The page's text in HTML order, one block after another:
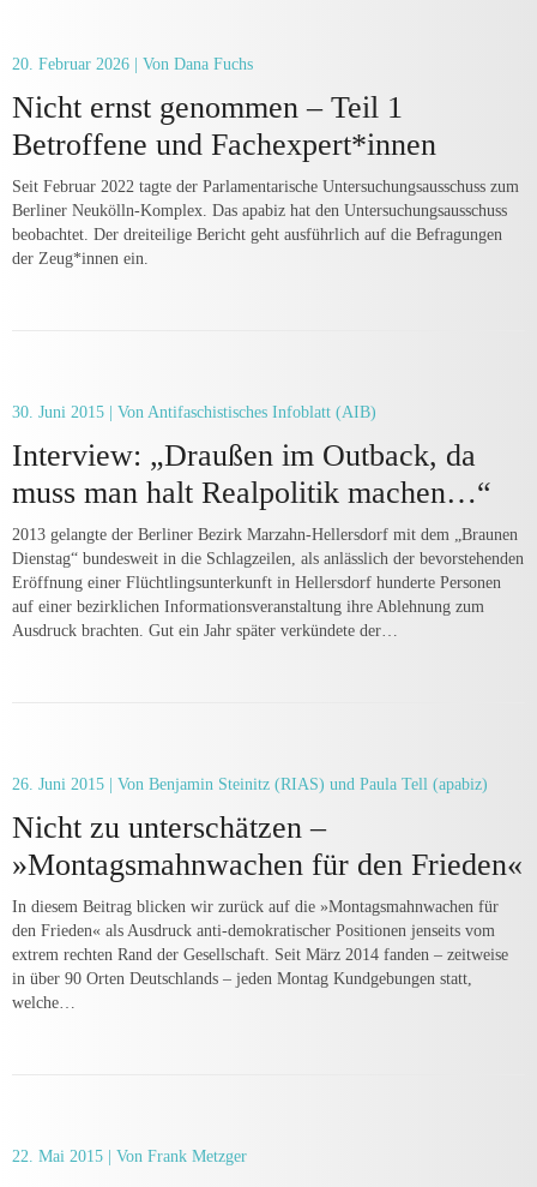
20. Februar 2026 | Von Dana Fuchs
Nicht ernst genommen – Teil 1
Betroffene und Fachexpert*innen
Seit Februar 2022 tagte der Parlamentarische Untersuchungsausschuss zum
Berliner Neukölln-Komplex. Das apabiz hat den Untersuchungsausschuss
beobachtet. Der dreiteilige Bericht geht ausführlich auf die Befragungen
der Zeug*innen ein.
30. Juni 2015 | Von Antifaschistisches Infoblatt (AIB)
Interview: „Draußen im Outback, da
muss man halt Realpolitik machen…“
2013 gelangte der Berliner Bezirk Marzahn-Hellersdorf mit dem „Braunen
Dienstag“ bundesweit in die Schlagzeilen, als anlässlich der bevorstehenden
Eröffnung einer Flüchtlingsunterkunft in Hellersdorf hunderte Personen
auf einer bezirklichen Informationsveranstaltung ihre Ablehnung zum
Ausdruck brachten. Gut ein Jahr später verkündete der…
26. Juni 2015 | Von Benjamin Steinitz (RIAS) und Paula Tell (apabiz)
Nicht zu unterschätzen –
»Montagsmahnwachen für den Frieden«
In diesem Beitrag blicken wir zurück auf die »Montagsmahnwachen für
den Frieden« als Ausdruck anti-demokratischer Positionen jenseits vom
extrem rechten Rand der Gesellschaft. Seit März 2014 fanden – zeitweise
in über 90 Orten Deutschlands – jeden Montag Kundgebungen statt,
welche…
22. Mai 2015 | Von Frank Metzger